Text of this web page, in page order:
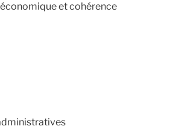
et cohérence